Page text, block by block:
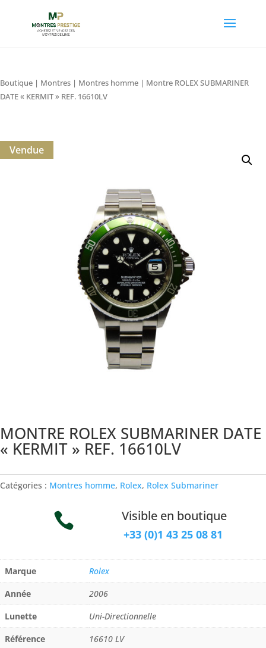
Boutique | Montres | Montres homme | Montre ROLEX SUBMARINER
DATE « KERMIT » REF. 16610LV
Vendue
MONTRE ROLEX SUBMARINER DATE
« KERMIT » REF. 16610LV
Catégories : Montres homme, Rolex, Rolex Submariner
 Visible en boutique
+33 (0)1 43 25 08 81
Marque
Rolex
Année
2006
Lunette
Uni-Directionnelle
Référence
16610 LV